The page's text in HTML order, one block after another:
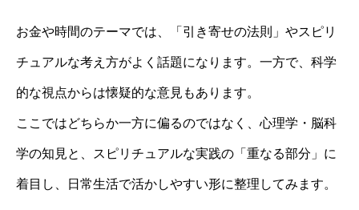
お金や時間のテーマでは、「引き寄せの法則」やスピリ
チュアルな考え方がよく話題になります。一方で、科学
的な視点からは懐疑的な意見もあります。
ここではどちらか一方に偏るのではなく、心理学・脳科
学の知見と、スピリチュアルな実践の「重なる部分」に
着目し、日常生活で活かしやすい形に整理してみます。